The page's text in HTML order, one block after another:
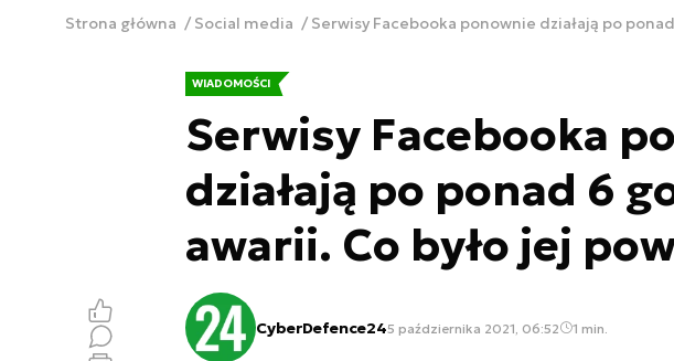
Strona główna Social media Serwisy Facebooka ponownie działają po
WIADOMOŚCI
Serwisy Facebooka
działają po ponad 6
awarii. Co było jej
CyberDefence245 października 2021, 06:52 1 min.